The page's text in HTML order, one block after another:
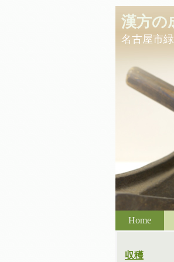
漢方の
名古屋市
Home
収穫